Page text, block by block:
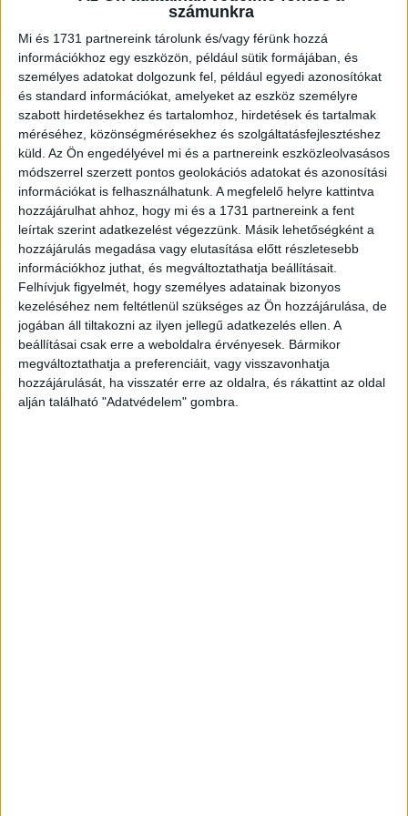
számunkra
Mi és 1731 partnereink tárolunk és/vagy férünk hozzá
információkhoz egy eszközön, például sütik formájában, és
személyes adatokat dolgozunk fel, például egyedi azonosítókat
és standard információkat, amelyeket az eszköz személyre
szabott hirdetésekhez és tartalomhoz, hirdetések és tartalmak
méréséhez, közönségmérésekhez és szolgáltatásfejlesztéshez
küld. Az Ön engedélyével mi és a partnereink eszközleolvasásos
módszerrel szerzett pontos geolokációs adatokat és azonosítási
információkat is felhasználhatunk. A megfelelő helyre kattintva
hozzájárulhat ahhoz, hogy mi és a 1731 partnereink a fent
leírtak szerint adatkezelést végezzünk. Másik lehetőségként a
hozzájárulás megadása vagy elutasítása előtt részletesebb
információkhoz juthat, és megváltoztathatja beállításait.
Felhívjuk figyelmét, hogy személyes adatainak bizonyos
kezeléséhez nem feltétlenül szükséges az Ön hozzájárulása, de
jogában áll tiltakozni az ilyen jellegű adatkezelés ellen. A
beállításai csak erre a weboldalra érvényesek. Bármikor
megváltoztathatja a preferenciáit, vagy visszavonhatja
hozzájárulását, ha visszatér erre az oldalra, és rákattint az oldal
alján található "Adatvédelem" gombra.
hogy a futárpartnerek korábbi visszajelzéseire
Tovább terjeszkedik a Kifli.hu
2026. március 13.
Március 9-től a Kifli.hu több mint 40 új településen hozta
el az online élelmiszer-bevásárlás és házhoz szállítás
kényelmét Kelet- és Közép-Magyarországon,
szolgáltatása ezzel 330...